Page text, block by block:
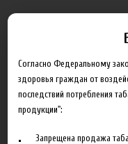
Блог
Согласно Федеральному
здоровья граждан от
последствий потребления
продукции":
Запрещена продажа